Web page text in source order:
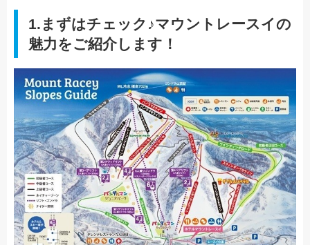
1.まずはチェック♪マウントレースイの
魅力をご紹介します！